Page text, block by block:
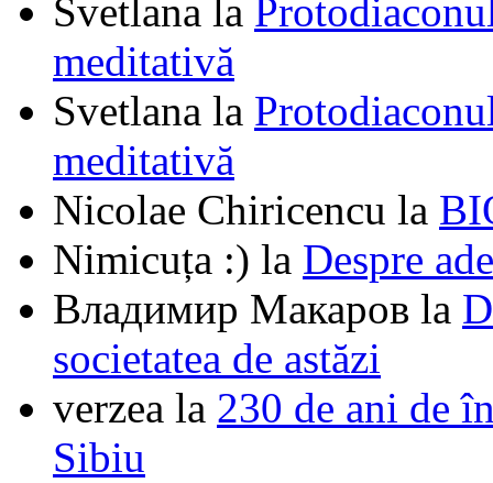
Svetlana la
meditativă
Svetlana la
meditativă
Nicolae Chiricencu la
Nimicuța :) la Despre
Владимир Макаров la
societatea de astăzi
verzea la 230 de ani de
Sibiu